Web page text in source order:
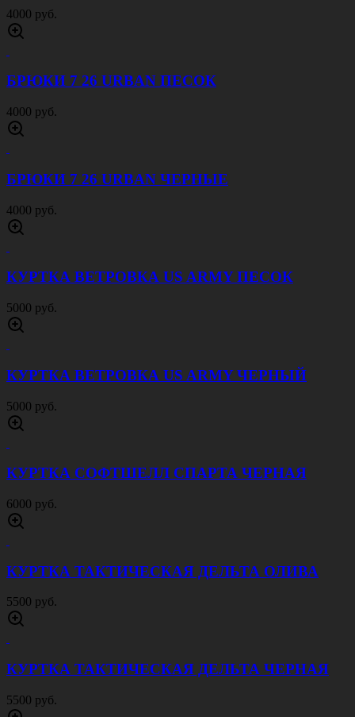
4000 руб.
БРЮКИ 7 26 URBAN ПЕСОК
4000 руб.
БРЮКИ 7 26 URBAN ЧЕРНЫЕ
4000 руб.
КУРТКА ВЕТРОВКА US ARMY ПЕСОК
5000 руб.
КУРТКА ВЕТРОВКА US ARMY ЧЕРНЫЙ
5000 руб.
КУРТКА СОФТШЕЛЛ СПАРТА ЧЕРНАЯ
6000 руб.
КУРТКА ТАКТИЧЕСКАЯ ДЕЛЬТА ОЛИВА
5500 руб.
КУРТКА ТАКТИЧЕСКАЯ ДЕЛЬТА ЧЕРНАЯ
5500 руб.